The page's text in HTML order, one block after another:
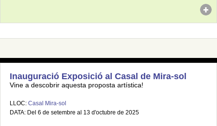
Inauguració Exposició al Casal de Mira-sol
Vine a descobrir aquesta proposta artística!
LLOC: Casal Mira-sol
DATA: Del 6 de setembre al 13 d'octubre de 2025